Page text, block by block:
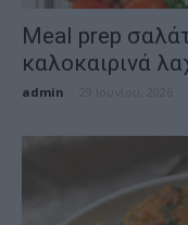
Meal prep
καλοκαιρινά
admin